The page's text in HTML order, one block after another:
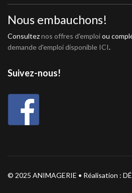
Nous embauchons!
Consulteznos offres d'emploiou
demande d'emploi disponible ICI.
Suivez-nous!
© 2025 ANIMAGERIE • Réalisation :